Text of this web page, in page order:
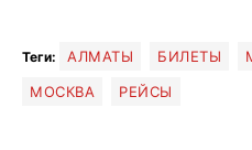
Теги: АЛМАТЫ БИЛЕТЫ
МОСКВА
РЕЙСЫ